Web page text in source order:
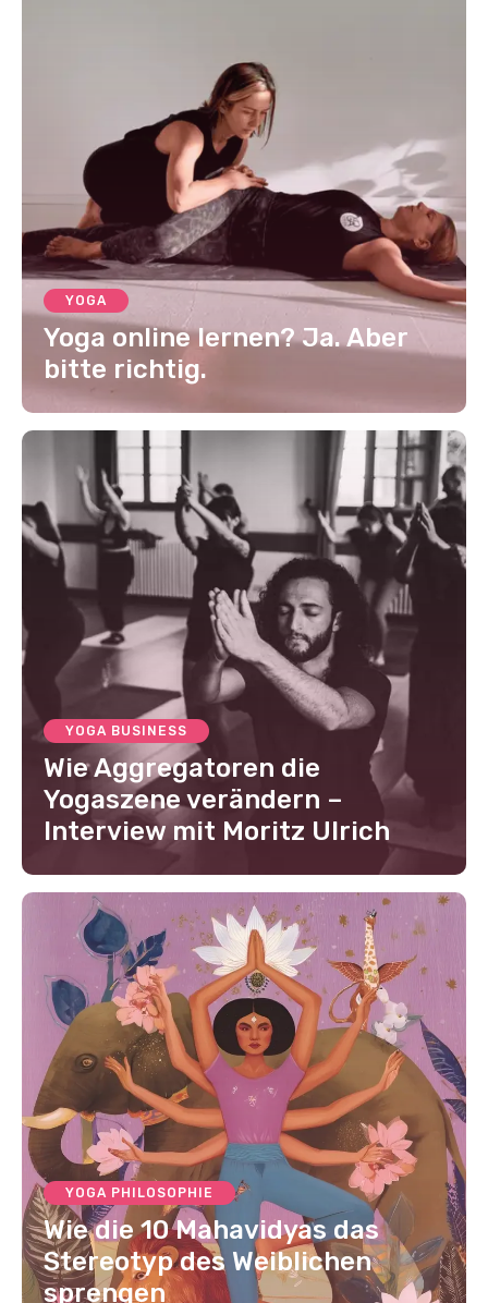
YOGA
Yoga online lernen? Ja. Aber
bitte richtig.
YOGA BUSINESS
Wie Aggregatoren die
Yogaszene verändern –
Interview mit Moritz Ulrich
YOGA PHILOSOPHIE
Wie die 10 Mahavidyas das
Stereotyp des Weiblichen
sprengen